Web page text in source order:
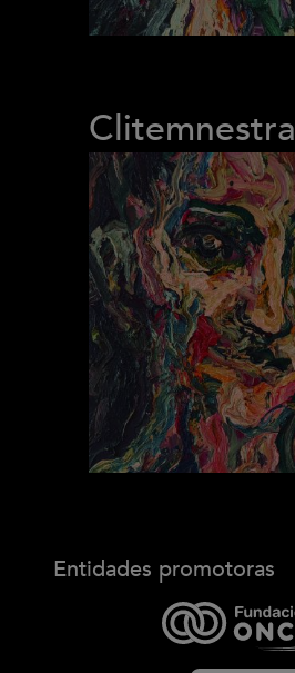
Clitemnestra
Entidades promotoras